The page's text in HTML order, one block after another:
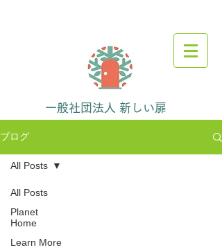
一般社団法人 新しい扉
ブログ
All Posts
Planet
Home
Learn More
All Posts